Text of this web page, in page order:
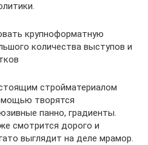
крупноформатную
количества выступов и
стройматериалом
творятся
панно, градиенты.
смотрится дорого и
выглядит на деле мрамор.